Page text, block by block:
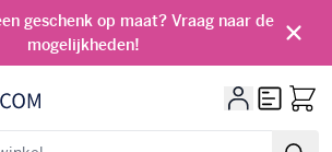
geschenk op maat? Vraag naar de
mogelijkheden!
Offerte